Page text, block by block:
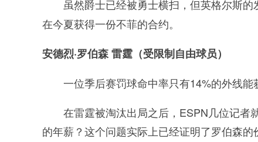
虽然爵士已经被勇士横扫，但英格尔斯
在今夏获得一份不菲的合约。
安德烈·罗伯森 雷霆（受限制自由球员）
一位季后赛罚球命中率只有14%的外线能
在雷霆被淘汰出局之后，ESPN几位记者
的年薪？这个问题实际上已经证明了罗伯森的